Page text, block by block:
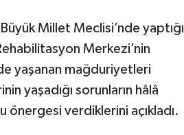
Millet Meclisi’nde yaptığı
Merkezi’nin
yaşanan mağduriyetleri
yaşadığı sorunların hâlâ
önergesi verdiklerini açıkladı.